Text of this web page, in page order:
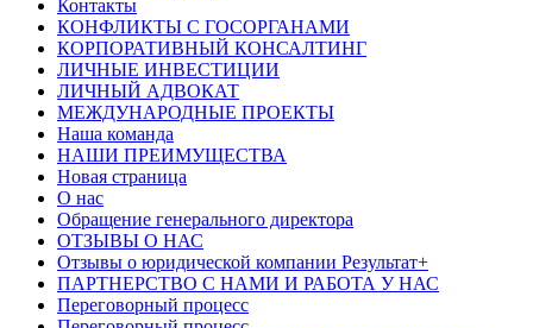
Контакты
КОНФЛИКТЫ С ГОСОРГАНАМИ
КОРПОРАТИВНЫЙ КОНСАЛТИНГ
ЛИЧНЫЕ ИНВЕСТИЦИИ
ЛИЧНЫЙ АДВОКАТ
МЕЖДУНАРОДНЫЕ ПРОЕКТЫ
Наша команда
НАШИ ПРЕИМУЩЕСТВА
Новая страница
О нас
Обращение генерального директора
ОТЗЫВЫ О НАС
Отзывы о юридической компании Результат+
ПАРТНЕРСТВО С НАМИ И РАБОТА У НАС
Переговорный процесс